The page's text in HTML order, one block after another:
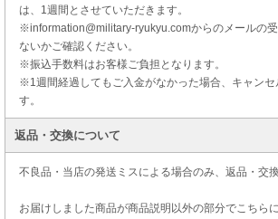
は、1週間とさせていただきます。
※information@military-ryukyu.comからのメールの
ないかご確認ください。
※振込手数料はお客様ご負担となります。
※1週間経過してもご入金がなかった場合、キャンセ
す。
返品・交換について
不良品・当店の発送ミスによる場合のみ、返品・交
お届けしました商品が商品説明以外の部分でこちら